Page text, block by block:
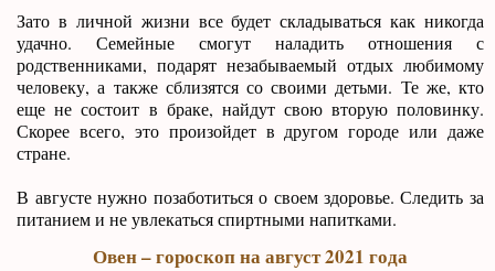
Зато в личной жизни все будет складываться как никогда
удачно. Семейные смогут наладить отношения с
родственниками, подарят незабываемый отдых любимому
человеку, а также сблизятся со своими детьми. Те же, кто
еще не состоит в браке, найдут свою вторую половинку.
Скорее всего, это произойдет в другом городе или даже
стране.
В августе нужно позаботиться о своем здоровье. Следить за
питанием и не увлекаться спиртными напитками.
Овен – гороскоп на август 2021 года